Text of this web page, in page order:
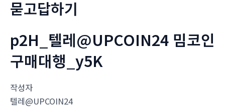
묻고답하기
p2H_텔레@UPCOIN24 밈코인
구매대행_y5K
작성자
텔레@UPCOIN24